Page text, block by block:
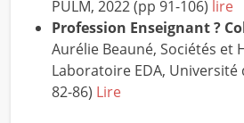
PULM, 2022 (pp 91-106) lire
Profession Enseignant ?
Aurélie Beauné, Sociétés et
Laboratoire EDA, Université
82-86) Lire